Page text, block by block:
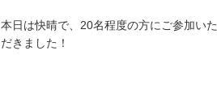
本日は快晴で、20名程度の方にご参加いた
だきました！